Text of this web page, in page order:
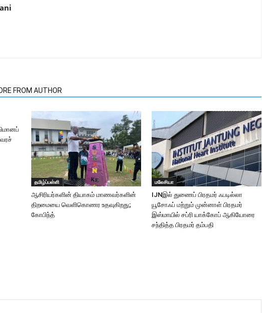
FROM AUTHOR
தமிழ்ப்பள்ளி
ஆசிரியர்களின் தியாகம் மாணவர்களின்
திறமையை வெளிகொணர உதவுகிறது;
கோபிந்த்
மலேசியா
IJNஇல் துணைப் பிரதமர் ஃபடில்லா
யூசோஃப் மற்றும் முன்னாள் பிரதமர்
இஸ்மாயில் சப்ரி யாக்கோப் ஆகியோரை
சந்தித்த பிரதமர் தம்பதி